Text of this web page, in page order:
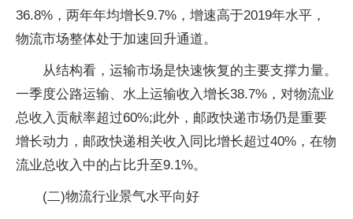
36.8%，两年年均增长9.7%，增速高于2019年水平，
物流市场整体处于加速回升通道。
从结构看，运输市场是快速恢复的主要支撑力量。
一季度公路运输、水上运输收入增长38.7%，对物流业
总收入贡献率超过60%;此外，邮政快递市场仍是重要
增长动力，邮政快递相关收入同比增长超过40%，在物
流业总收入中的占比升至9.1%。
(二)物流行业景气水平向好